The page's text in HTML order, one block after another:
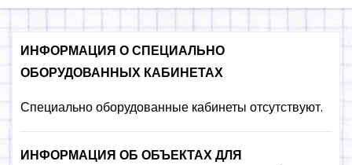
о
ИНФОРМАЦИЯ О СПЕЦИАЛЬНО
ОБОРУДОВАННЫХ КАБИНЕТАХ
Специально оборудованные кабинеты отсутствуют.
ИНФОРМАЦИЯ ОБ ОБЪЕКТАХ ДЛЯ